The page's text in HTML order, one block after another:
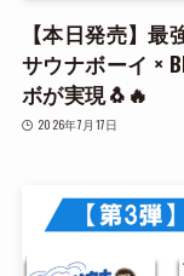
【本日発売】最
サウナボーイ ×
ボが実現🐧🔥
2026年7月17日